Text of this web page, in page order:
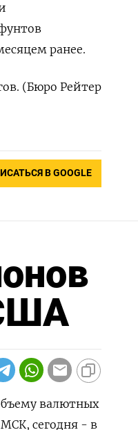
ранее.
(Бюро Рейтер
В GOOGLE
валютных
сегодня - в